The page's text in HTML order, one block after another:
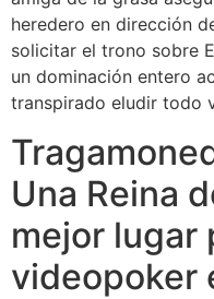
heredero en dirección
solicitar el trono sobre
un dominación entero
transpirado eludir todo
Una Reina
mejor lugar
videopoker